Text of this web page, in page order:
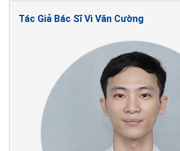
Tác Giả Bác Sĩ Vi Văn Cường